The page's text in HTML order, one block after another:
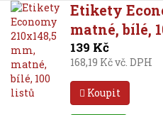
Etikety
matné, bílé,
139 Kč
168,19 Kč vč. DPH
Koupit